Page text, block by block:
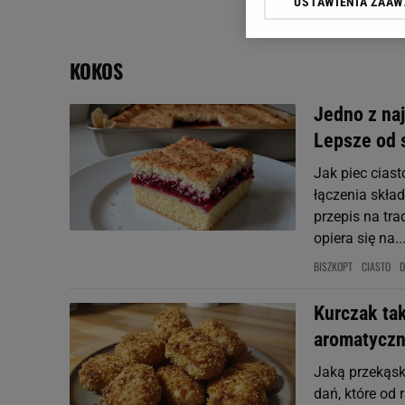
KOKOS
Jedno z
Lepsze
Jak piec
łączenia
przepis na
opiera się na...
BISZKOPT CIASTO
Kurczak
Jaką
dań, które od
Klikając „Akceptuję”
dotyczące plików
odnośnik „Ustawienia
My, nasi Zaufani
Użycie dokładnych
Przechowywanie
badnie odbiorców i